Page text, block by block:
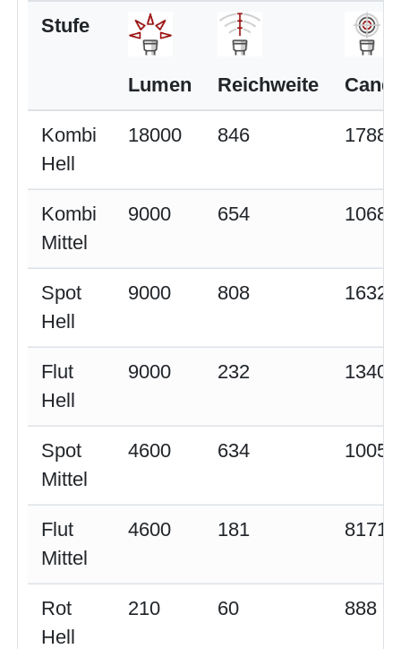
Stufe
Lumen Reichweite
Kombi
Hell
18000 846
Kombi
Mittel
9000 654
Spot
Hell
9000 808
Flut
Hell
9000 232 13405
Spot
Mittel
4600 634
Flut
Mittel
4600 181 8171
Rot
Hell
210 60 888